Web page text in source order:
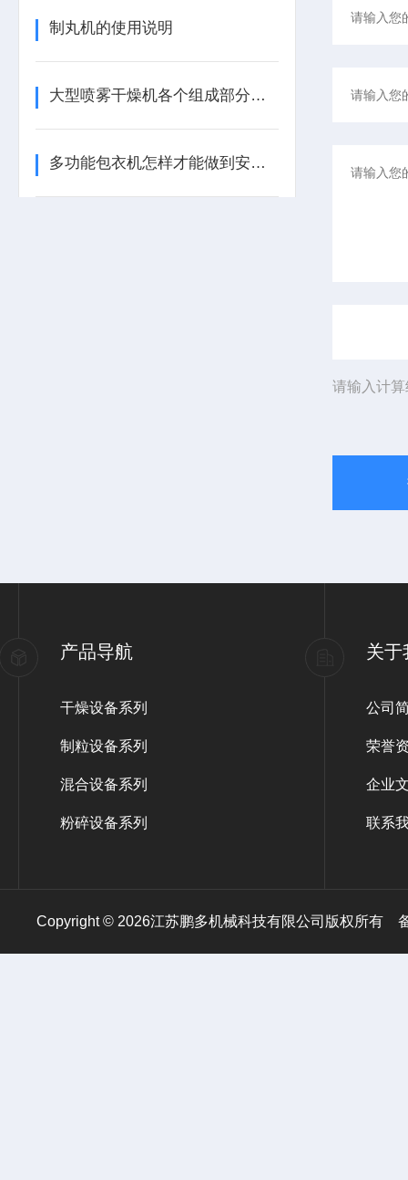
制丸机的使用说明
大型喷雾干燥机各个组成部分的具体作用如下
多功能包衣机怎样才能做到安全使用?
请输入计
产品导航
干燥设备系列
制粒设备系列
混合设备系列
粉碎设备系列
关于
公司
荣誉
企业
联系
Copyright © 2026江苏鹏多机械科技有限公司版权所有